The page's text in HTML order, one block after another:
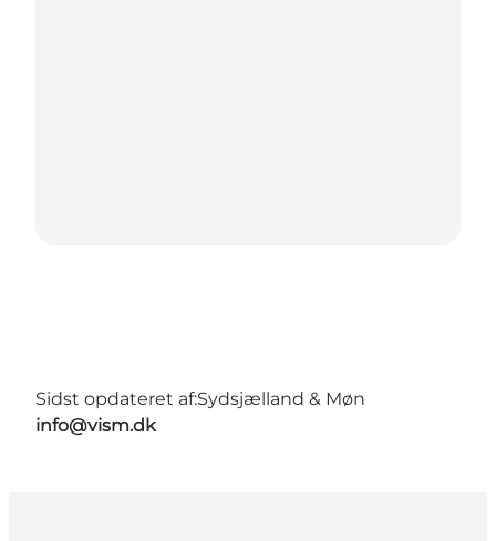
Sidst opdateret af:Sydsjælland & Møn
info@vism.dk